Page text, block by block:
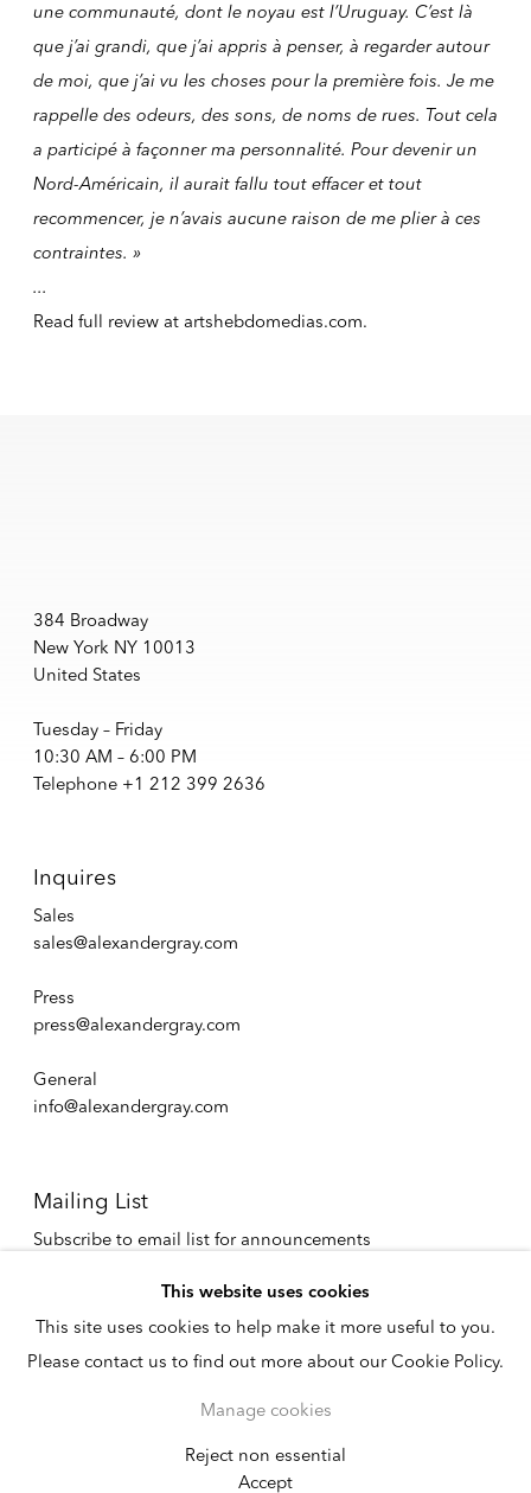
une communauté, dont le noyau est l’Uruguay. C’est là
que j’ai grandi, que j’ai appris à penser, à regarder autour
de moi, que j’ai vu les choses pour la première fois. Je me
rappelle des odeurs, des sons, de noms de rues. Tout cela
a participé à façonner ma personnalité. Pour devenir un
Nord-Américain, il aurait fallu tout effacer et tout
recommencer, je n’avais aucune raison de me plier à ces
contraintes. »
...
Read full review at artshebdomedias.com.
384 Broadway
New York NY 10013
United States
Tuesday – Friday
10:30 AM – 6:00 PM
Telephone +1 212 399 2636
Inquires
Sales
sales@alexandergray.com
Press
press@alexandergray.com
General
info@alexandergray.com
Mailing List
Subscribe to email list for announcements
Privacy Policy
This website uses cookies
This site uses cookies to help make it more useful to you.
Please contact us to find out more about our Cookie Policy.
Manage cookies
Reject non essential
Accept